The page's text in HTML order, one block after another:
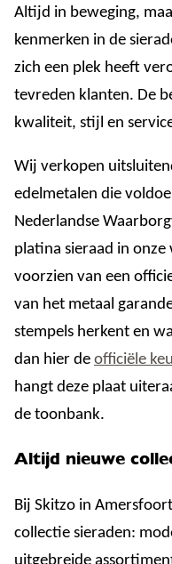
Altijd in beweging,
kenmerken in de
zich een plek heeft
tevreden klanten. De
kwaliteit, stijl en
Wij verkopen
edelmetalen die
Nederlandse
platina sieraad in
voorzien van een
van het metaal
stempels herkent en
dan hier de officiële
hangt deze plaat
de toonbank.
Altijd nieuwe
Bij Skitzo in
collectie sieraden: